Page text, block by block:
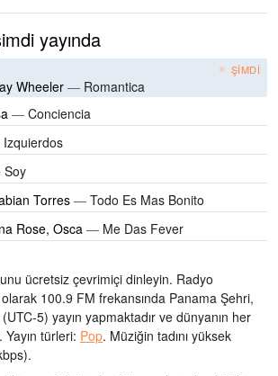
yayında
ŞIMDI
Wheeler — Romantica
— Conciencia
Izquierdos
Soy
Torres — Todo Es Mas Bonito
Rose, Osca — Me Das Fever
ücretsiz çevrimiçi dinleyin. Radyo
100.9 FM frekansında Panama Şehri,
(UTC-5) yayın yapmaktadır ve dünyanın her
Yayın türleri: Pop. Müziğin tadını yüksek